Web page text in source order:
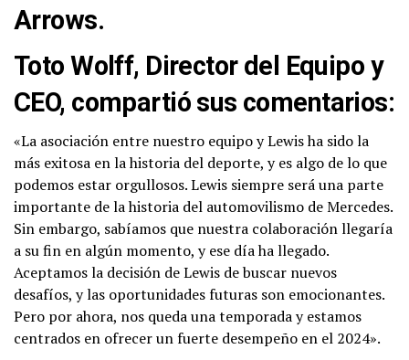
Arrows.
Toto Wolff, Director del Equipo y
CEO, compartió sus comentarios:
«La asociación entre nuestro equipo y Lewis ha sido la
más exitosa en la historia del deporte, y es algo de lo que
podemos estar orgullosos. Lewis siempre será una parte
importante de la historia del automovilismo de Mercedes.
Sin embargo, sabíamos que nuestra colaboración llegaría
a su fin en algún momento, y ese día ha llegado.
Aceptamos la decisión de Lewis de buscar nuevos
desafíos, y las oportunidades futuras son emocionantes.
Pero por ahora, nos queda una temporada y estamos
centrados en ofrecer un fuerte desempeño en el 2024».